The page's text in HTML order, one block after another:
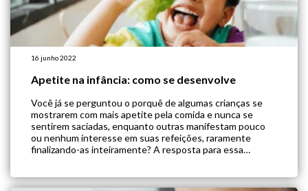
16 junho 2022
Apetite na infância: como se desenvolve
Você já se perguntou o porquê de algumas crianças se
mostrarem com mais apetite pela comida e nunca se
sentirem saciadas, enquanto outras manifestam pouco
ou nenhum interesse em suas refeições, raramente
finalizando-as inteiramente? A resposta para essa
de fatores que […]